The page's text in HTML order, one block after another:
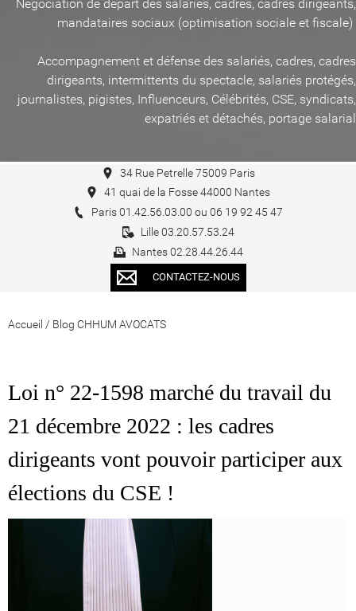
Négociation de départ des salariés, cadres, cadres dirigeants,
mandataires sociaux (optimisation sociale et fiscale)
Accompagnement et défense des salariés, cadres, cadres
dirigeants, intermittents du spectacle, salariés protégés,
journalistes, pigistes, Influenceurs, Célébrités, CSE, syndicats,
expatriés et détachés, portage salarial
34 Rue Petrelle 75009 Paris
41 quai de la Fosse 44000 Nantes
Paris 01.42.56.03.00 ou 06 19 92 45 47
Lille 03.20.57.53.24
Nantes 02.28.44.26.44
CONTACTEZ-NOUS
Accueil / Blog CHHUM AVOCATS
Loi n° 22-1598 marché du travail du
21 décembre 2022 : les cadres
dirigeants vont pouvoir participer aux
élections du CSE !